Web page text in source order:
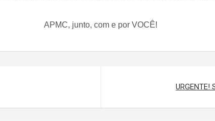
APMC, junto, com e por VOCÊ!
URGENTE!